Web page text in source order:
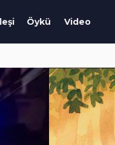
Öykü Video